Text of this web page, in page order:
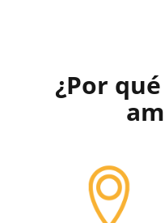
¿Por